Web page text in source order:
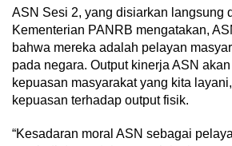
ASN Sesi 2, yang disiarkan langsung
Kementerian PANRB mengatakan,
bahwa mereka adalah pelayan
pada negara. Output kinerja ASN
kepuasan masyarakat yang kita
kepuasan terhadap output fisik.
“Kesadaran moral ASN sebagai